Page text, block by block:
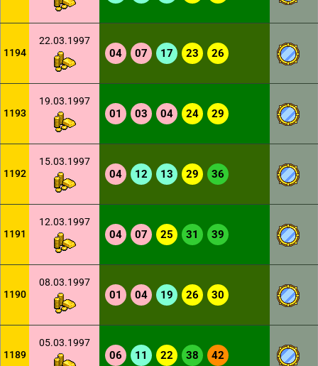
1194
22.03.1997
04 07 17 23 26
1193
19.03.1997
01 03 04 24 29
1192
15.03.1997
04 12 13 29 36
1191
12.03.1997
04 07 25 31 39
1190
08.03.1997
01 04 19 26 30
1189
05.03.1997
06 11 22 38 42